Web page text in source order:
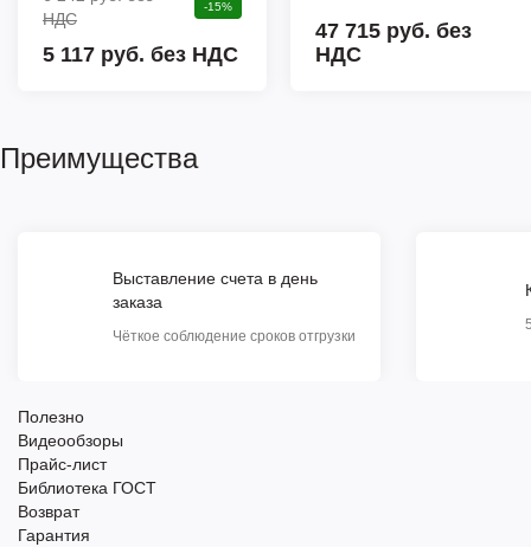
НДС
-15%
5 117 руб. без НДС
47 715 руб. без
НДС
Преимущества
Выставление счета в день
заказа
Чёткое соблюдение сроков отгрузки
Полезно
Видеообзоры
Прайс-лист
Библиотека ГОСТ
Возврат
Гарантия